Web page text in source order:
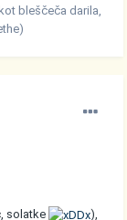
bleščeča darila,
solatke
),